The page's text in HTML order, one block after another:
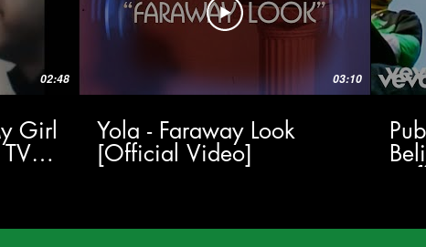
02:48
Girl
03:10
Yola - Faraway Look
[Official Video]